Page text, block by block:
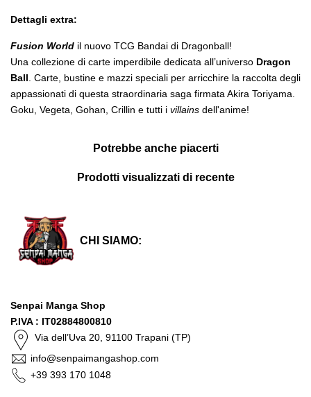
Dettagli extra:
Fusion World il nuovo TCG Bandai di Dragonball!
Una collezione di carte imperdibile dedicata all’universo Dragon
Ball. Carte, bustine e mazzi speciali per arricchire la raccolta degli
appassionati di questa straordinaria saga firmata Akira Toriyama.
Goku, Vegeta, Gohan, Crillin e tutti i villains dell'anime!
Potrebbe anche piacerti
Prodotti visualizzati di recente
CHI SIAMO:
Senpai Manga Shop
P.IVA : IT02884800810
Via dell’Uva 20, 91100 Trapani (TP)
info@senpaimangashop.com
+39 393 170 1048